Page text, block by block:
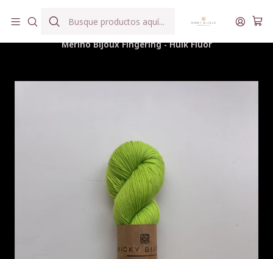
Merino Bijoux Fingering - Hulk Flúor